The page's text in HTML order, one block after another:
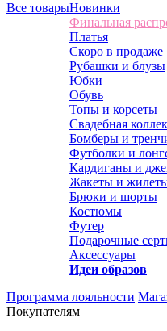
Все товарыНовинки
Финальная
Платья
Скоро в продаже
Рубашки и блузы
Юбки
Обувь
Топы и корсеты
Свадебная
Бомберы и
Футболки и
Кардиганы и
Жакеты и
Брюки и шорты
Костюмы
Футер
Подарочные
Аксессуары
Идеи образов
Программа лояльности
Покупателям